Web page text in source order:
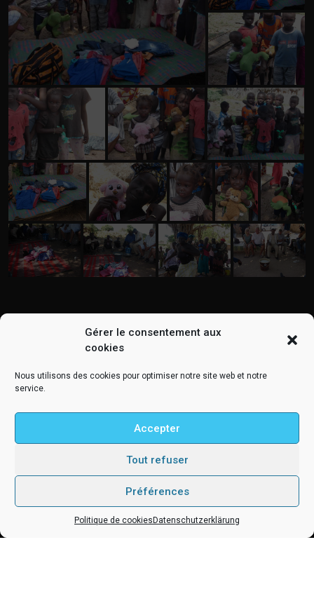
Gérer le consentement aux
cookies
Nous utilisons des cookies pour optimiser notre site web et notre
service.
Accepter
Tout refuser
Préférences
Politique de cookies Datenschutzerklärung
Neuanpflanzung
Statuten
Impressum